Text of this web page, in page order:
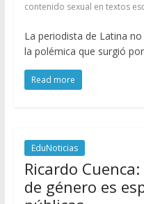
contenido sexual en textos
La periodista de Latina
la polémica que surgió
Read more
EduNoticias
Ricardo
de género es